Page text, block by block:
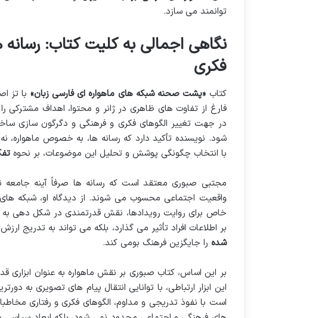
توانمند می سازد.
نگاهی اجمالی به کلیت کتاب: رسانه
فکری
کتاب «پشت صحنه شبکه های ماهواره ای فارسی زبان» با تز
فارغ از تفاوت های ظاهری در ژانر و محتوا، اهداف
در جهت تغییر الگوهای فکری و فرهنگی و دگرگون سازی
شود. نویسنده تأکید دارد که رسانه ها، به خصوص ماهواره،
با انتخاب چگونگی پوشش و تحلیل این موضوعات، بر نحوه
مجتبی صبوری معتقد است که رسانه ها صرفاً آینه جامعه
واقعیت اجتماعی محسوب می شوند. از دیدگاه او، شبکه
خاص برای روایت رویدادها، نقش قدرتمندی در شکل دهی به
بر اطلاعات افراد تأثیر می گذارد، بلکه می تواند به تدریج
شده را جایگزین فرهنگ بومی کند.
بر این اساس، کتاب صبوری بر نقش ماهواره به عنوان ابزاری
این ابزار ارتباطی، با توانایی انتقال پیام های تصویری به
است با نفوذ تدریجی و مداوم، الگوهای فکری و رفتاری